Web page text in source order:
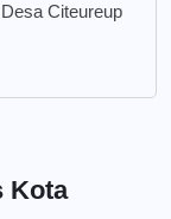
Citeureup
Kota